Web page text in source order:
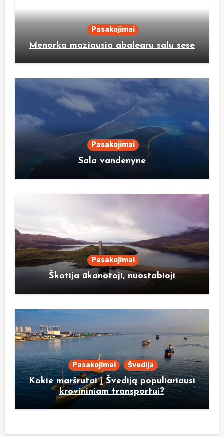
Pasakojimai
Menorka maziausia abalearu salu sese
Pasakojimai
Sala vandenyne
Pasakojimai
Škotija ūkanotoji, nuostabioji
Pasakojimai Švedija
Kokie maršrutai į Švediją populiariausi
krovininiam transportui?